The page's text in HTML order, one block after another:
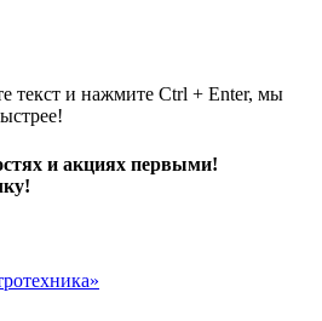
текст и нажмите Ctrl + Enter, мы
и акциях первыми!